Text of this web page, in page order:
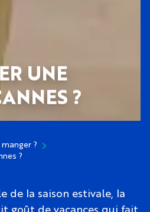
UNE
?
?
?
de la saison estivale, la
goût de vacances qui fait